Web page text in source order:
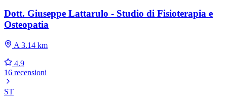
Dott. Giuseppe Lattarulo - Studio di Fisioterapia e
Osteopatia
A 3.14 km
4.9
16 recensioni
ST